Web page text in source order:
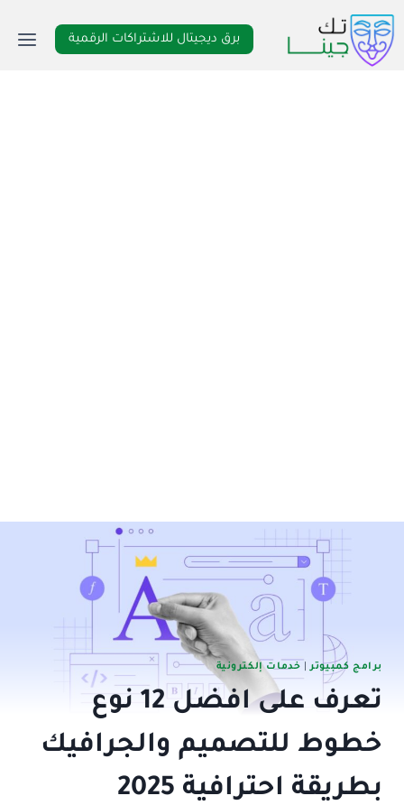
التجاوز
إلى
المحتوى
برق ديجيتال للاشتراكات الرقمية
برامج كمبيوتر| خدمات إلكترونية
تعرف على افضل 12 نوع
خطوط للتصميم والجرافيك
بطريقة احترافية 2025